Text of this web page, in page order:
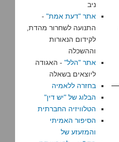
ניב
אתר "דעת אמת" -
התנועה לשחרור מהדת,
לקידום הנאורות
וההשכלה
אתר "הלל" - האגודה
ליוצאים בשאלה
בחזרה ללאמיה
הבלוג של "יש דין"
הטלוויזיה החברתית
הסיפור האמיתי
והמזעזע של